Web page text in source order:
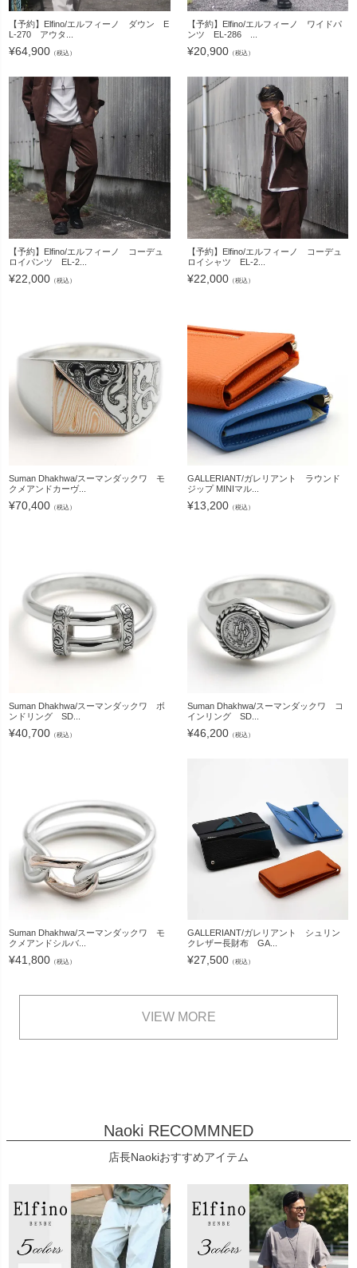
【予約】Elfino/エルフィーノ ダウン E
L-270 アウタ...
¥64,900 （税込）
【予約】Elfino/エルフィーノ ワイドパ
ンツ EL-286 ...
¥20,900（税込）
【予約】Elfino/エルフィーノ コーデュ
ロイパンツ EL-2...
¥22,000 （税込）
【予約】Elfino/エルフィーノ コーデュ
ロイシャツ EL-2...
¥22,000（税込）
Suman Dhakhwa/スーマンダックワ モ
クメアンドカーヴ...
¥70,400 （税込）
GALLERIANT/ガレリアント ラウンド
ジップ MINIマル...
¥13,200（税込）
Suman Dhakhwa/スーマンダックワ ボ
ンドリング SD...
¥40,700 （税込）
Suman Dhakhwa/スーマンダックワ コ
インリング SD...
¥46,200（税込）
Suman Dhakhwa/スーマンダックワ モ
クメアンドシルバ...
¥41,800 （税込）
GALLERIANT/ガレリアント シュリン
クレザー長財布 GA...
¥27,500（税込）
VIEW MORE
Naoki RECOMMNED
店長Naokiおすすめアイテム